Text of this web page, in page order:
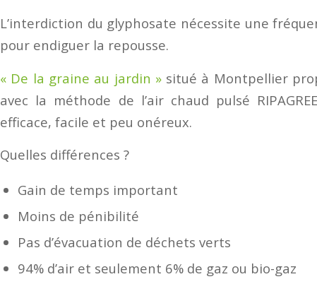
L’interdiction du glyphosate nécessite une
pour endiguer la repousse.
« De la graine au jardin »situé à Montpellier
avec la méthode de l’air chaud pulsé
efficace, facile et peu onéreux.
Quelles différences ?
Gain de temps important
Moins de pénibilité
Pas d’évacuation de déchets verts
94% d’air et seulement 6% de gaz ou bio-gaz